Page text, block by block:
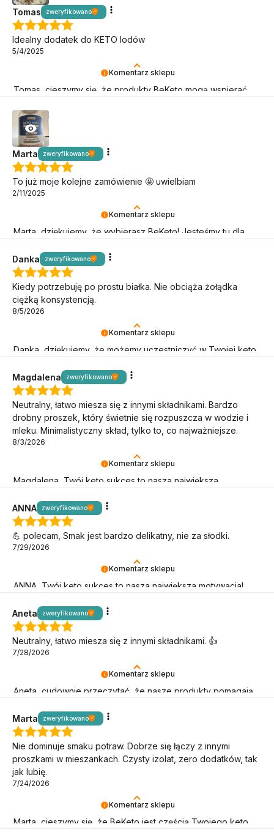
Komentarz sklepu
Tomas, cieszymy się, że produkty BeKeto mogą wspierać
Tomas zweryfikowano
Idealny dodatek do KETO lodów
5/4/2025
Komentarz sklepu
Marta, dziękujemy, że wybierasz BeKeto! Jesteśmy tu dla
Marta zweryfikowano
To już moje kolejne zamówienie 🤩 uwielbiam
2/11/2025
Komentarz sklepu
Danka, dziękujemy, że możemy uczestniczyć w Twojej keto
Danka zweryfikowano
Kiedy potrzebuję po prostu białka. Nie obciąża żołądka
ciężką konsystencją.
8/5/2026
Komentarz sklepu
Magdalena, Twój keto sukces to nasza największa
Magdalena zweryfikowano
Neutralny, łatwo miesza się z innymi składnikami. Bardzo
drobny proszek, który świetnie się rozpuszcza w wodzie i
mleku. Minimalistyczny skład, tylko to, co najważniejsze.
8/3/2026
Komentarz sklepu
ANNA, Twój keto sukces to nasza największa motywacja!
ANNA zweryfikowano
💪 polecam, Smak jest bardzo delikatny, nie za słodki.
7/29/2026
Komentarz sklepu
Aneta, cudownie przeczytać, że nasze produkty pomagają
Aneta zweryfikowano
Neutralny, łatwo miesza się z innymi składnikami. 👍️
7/28/2026
Komentarz sklepu
Marta, cieszymy się, że BeKeto jest częścią Twojego keto
Marta zweryfikowano
Nie dominuje smaku potraw. Dobrze się łączy z innymi
proszkami w mieszankach. Czysty izolat, zero dodatków, tak
jak lubię.
7/24/2026